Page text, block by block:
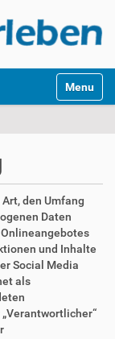
Toggle
den Umfang
Daten
und Inhalte
Social Media
als